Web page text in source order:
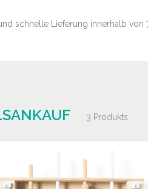
schnelle Lieferung innerhalb
3 Produkts